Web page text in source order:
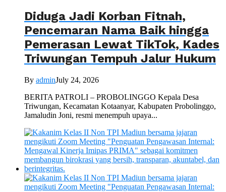
Diduga Jadi Korban Fitnah,
Pencemaran Nama Baik hingga
Pemerasan Lewat TikTok, Kades
Triwungan Tempuh Jalur Hukum
By adminJuly 24, 2026
BERITA PATROLI – PROBOLINGGO Kepala Desa
Triwungan, Kecamatan Kotaanyar, Kabupaten Probolinggo,
Jamaludin Joni, resmi menempuh upaya...